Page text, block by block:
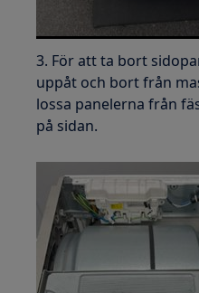
3. För att ta bort
uppåt och bort från
lossa panelerna från
på sidan.